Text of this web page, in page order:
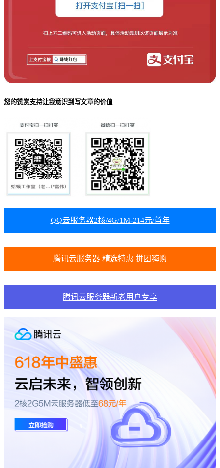
您的赞赏支持让我意识到写文章的价值
QQ云服务器2核/4G/1M-214元/首年
腾讯云服务器 精选特惠 拼团嗨购
腾讯云服务器新老用户专享